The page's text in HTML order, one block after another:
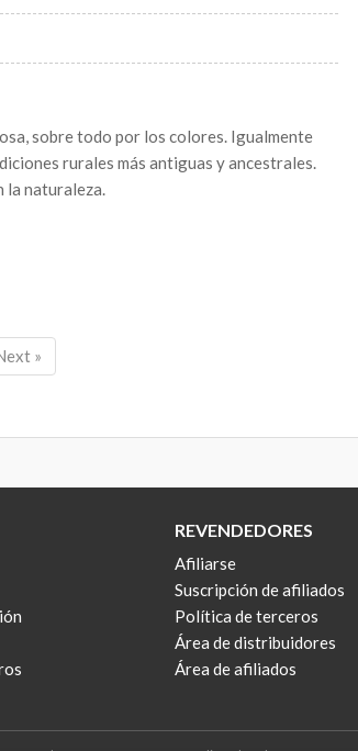
sobre todo por los colores. Igualmente
rurales más antiguas y ancestrales.
la naturaleza.
»
REVENDEDORES
Afiliarse
Suscripción de afiliados
Política de terceros
Área de distribuidores
Área de afiliados